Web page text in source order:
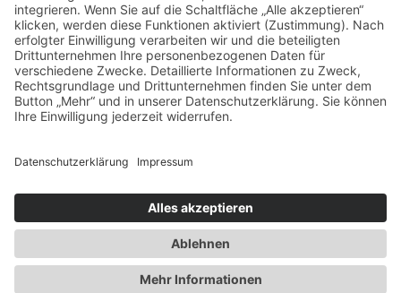
SERVICE
WARUM MASSKONFEKTION?
STEPHAN GÖRNER VIP-TAILORING
STOFFKUNDE
DIE WICHTIGSTEN STOFFMUSTER
© 2025 Stephan Görner Maßatelier Frankfurt am Main | Webdesign by Drela GmbH - SEO &